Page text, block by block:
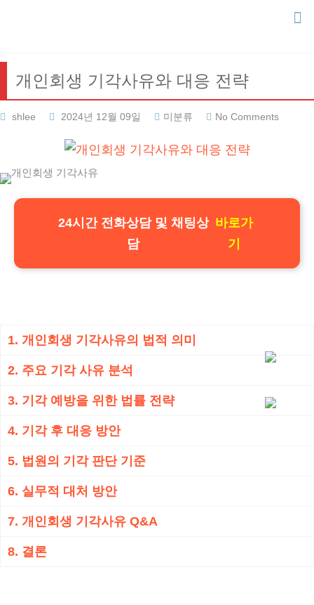
개인회생 기각사유와 대응 전략
shlee 2024년 12월 09일 미분류 No Comments
24시간 전화상담 및 채팅상
담
바로가
기
1. 개인회생 기각사유의 법적 의미
2. 주요 기각 사유 분석
3. 기각 예방을 위한 법률 전략
4. 기각 후 대응 방안
5. 법원의 기각 판단 기준
6. 실무적 대처 방안
7. 개인회생 기각사유 Q&A
8. 결론